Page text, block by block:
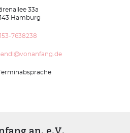
33a
Hamburg
7638238